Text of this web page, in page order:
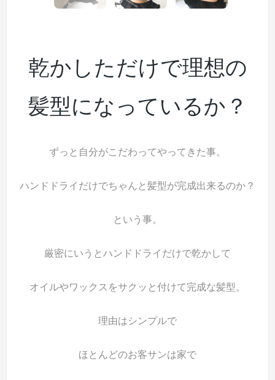
乾かしただけで理想の
髪型になっているか？
ずっと自分がこだわってやってきた事。
ハンドドライだけでちゃんと髪型が完成出来るのか？
という事。
厳密にいうとハンドドライだけで乾かして
オイルやワックスをサクッと付けて完成な髪型。
理由はシンプルで
ほとんどのお客サンは家で